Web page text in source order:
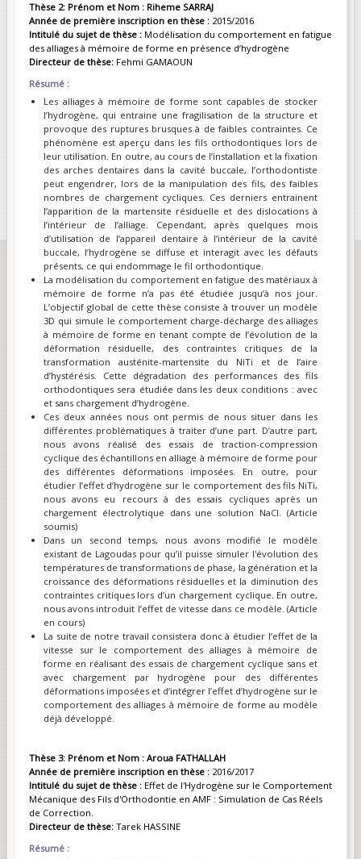
Thèse 2: Prénom et Nom : Riheme SARRAJ
Année de première inscription en thèse :2015/2016
Intitulé du sujet de thèse :Modélisation du comportement en fatigue
des alliages à mémoire de forme en présence d’hydrogène
Directeur de thèse:Fehmi GAMAOUN
Résumé :
Les alliages à mémoire de forme sont capables de stocker
l’hydrogène, qui entraine une fragilisation de la structure et
provoque des ruptures brusques à de faibles contraintes. Ce
phénomène est aperçu dans les fils orthodontiques lors de
leur utilisation. En outre, au cours de l’installation et la fixation
des arches dentaires dans la cavité buccale, l’orthodontiste
peut engendrer, lors de la manipulation des fils, des faibles
nombres de chargement cycliques. Ces derniers entrainent
l’apparition de la martensite résiduelle et des dislocations à
l’intérieur de l’alliage. Cependant, après quelques mois
d’utilisation de l’appareil dentaire à l’intérieur de la cavité
buccale, l’hydrogène se diffuse et interagit avec les défauts
présents, ce qui endommage le fil orthodontique.
La modélisation du comportement en fatigue des matériaux à
mémoire de forme n’a pas été étudiée jusqu’à nos jour.
L’objectif global de cette thèse consiste à trouver un modèle
3D qui simule le comportement charge-décharge des alliages
à mémoire de forme en tenant compte de l’évolution de la
déformation résiduelle, des contraintes critiques de la
transformation austénite-martensite du NiTi et de l’aire
d’hystérésis. Cette dégradation des performances des fils
orthodontiques sera étudiée dans les deux conditions : avec
et sans chargement d’hydrogène.
Ces deux années nous ont permis de nous situer dans les
différentes problématiques à traiter d’une part. D’autre part,
nous avons réalisé des essais de traction-compression
cyclique des échantillons en alliage à mémoire de forme pour
des différentes déformations imposées. En outre, pour
étudier l’effet d’hydrogène sur le comportement des fils NiTi,
nous avons eu recours à des essais cycliques après un
chargement électrolytique dans une solution NaCl. (Article
soumis)
Dans un second temps, nous avons modifié le modèle
existant de Lagoudas pour qu’il puisse simuler l'évolution des
températures de transformations de phase, la génération et la
croissance des déformations résiduelles et la diminution des
contraintes critiques lors d’un chargement cyclique. En outre,
nous avons introduit l’effet de vitesse dans ce modèle. (Article
en cours)
La suite de notre travail consistera donc à étudier l’effet de la
vitesse sur le comportement des alliages à mémoire de
forme en réalisant des essais de chargement cyclique sans et
avec chargement par hydrogène pour des différentes
déformations imposées et d’intégrer l’effet d’hydrogène sur le
comportement des alliages à mémoire de forme au modèle
déjà développé.
Thèse 3: Prénom et Nom : Aroua FATHALLAH
Année de première inscription en thèse :2016/2017
Intitulé du sujet de thèse :Effet de l'Hydrogène sur le Comportement
Mécanique des Fils d'Orthodontie en AMF : Simulation de Cas Réels
de Correction.
Directeur de thèse:Tarek HASSINE
Résumé :